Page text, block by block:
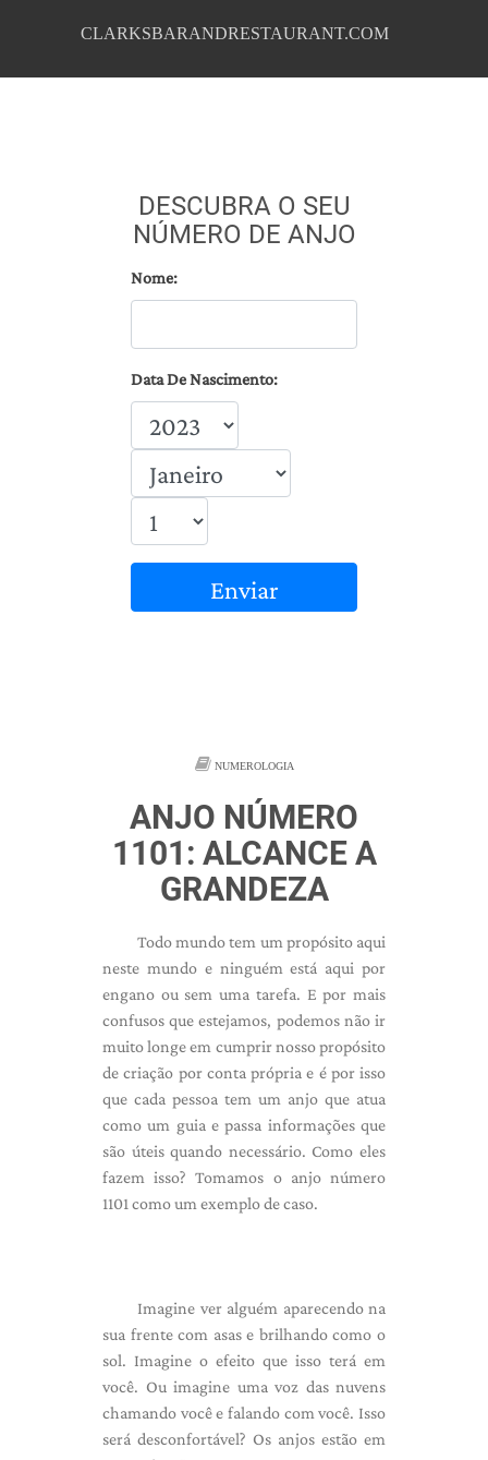
CLARKSBARANDRESTAURANT.COM
DESCUBRA O SEU
NÚMERO DE ANJO
Nome:
Data De Nascimento:
Enviar
NUMEROLOGIA
ANJO NÚMERO
1101: ALCANCE A
GRANDEZA
Todo mundo tem um propósito aqui
neste mundo e ninguém está aqui por
engano ou sem uma tarefa. E por mais
confusos que estejamos, podemos não ir
muito longe em cumprir nosso propósito
de criação por conta própria e é por isso
que cada pessoa tem um anjo que atua
como um guia e passa informações que
são úteis quando necessário. Como eles
fazem isso? Tomamos o anjo número
1101 como um exemplo de caso.
Imagine ver alguém aparecendo na
sua frente com asas e brilhando como o
sol. Imagine o efeito que isso terá em
você. Ou imagine uma voz das nuvens
chamando você e falando com você. Isso
será desconfortável? Os anjos estão em